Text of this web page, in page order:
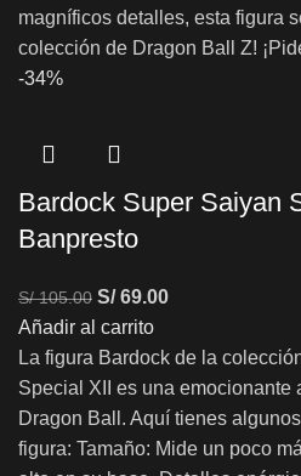
magníficos detalles, esta figura
colección de Dragon Ball Z!
-34%
Bardock Super Saiyan
Banpresto
S/105.00 S/69.00
Añadir al carrito
La figura Bardock de la
Special XII es una emocionante
Dragon Ball. Aquí tienes
figura: Tamaño: Mide un poco